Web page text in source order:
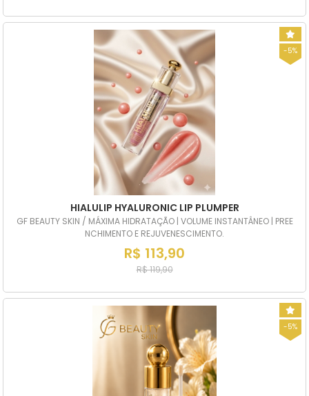
-5%
HIALULIP HYALURONIC LIP PLUMPER
GF BEAUTY SKIN / MÁXIMA HIDRATAÇÃO | VOLUME INSTANTÂNEO | PREE
NCHIMENTO E REJUVENESCIMENTO.
R$ 113,90
R$ 119,90
-5%